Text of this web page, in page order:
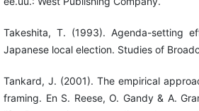
Takeshita, T. (1993). Agenda-setting
Japanese local election. Studies of
Tankard, J. (2001). The empirical
framing. En S. Reese, O. Gandy & A.